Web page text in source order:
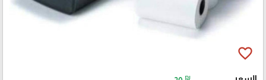
favorite_border
₪